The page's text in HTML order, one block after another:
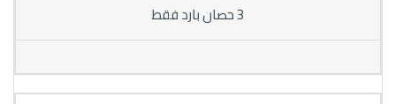
3 حصان بارد فقط